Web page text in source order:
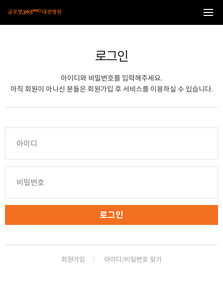
로그인
아이디와 비밀번호를 입력해주세요.
아직 회원이 아니신 분들은 회원가입 후 서비스를 이용하실 수 있습니다.
로그인
회원가입 아이디/비밀번호 찾기